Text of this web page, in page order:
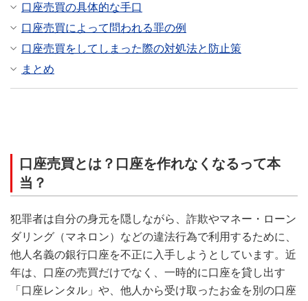
口座売買の具体的な手口
口座売買によって問われる罪の例
口座売買をしてしまった際の対処法と防止策
まとめ
口座売買とは？口座を作れなくなるって本
当？
犯罪者は自分の身元を隠しながら、詐欺やマネー・ローン
ダリング（マネロン）などの違法行為で利用するために、
他人名義の銀行口座を不正に入手しようとしています。近
年は、口座の売買だけでなく、一時的に口座を貸し出す
「口座レンタル」や、他人から受け取ったお金を別の口座